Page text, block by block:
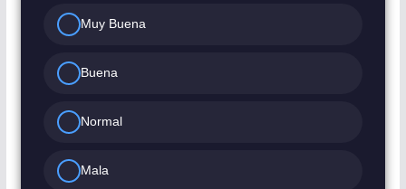
Muy Buena
Buena
Normal
Mala